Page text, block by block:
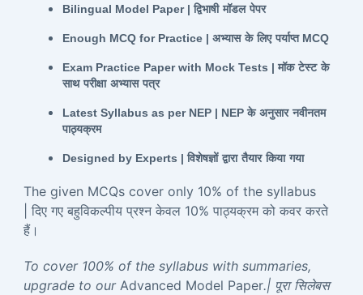
Bilingual Model Paper | द्विभाषी मॉडल पेपर
Enough MCQ for Practice | अभ्यास के लिए पर्याप्तMCQ
Exam Practice Paper with Mock Tests | मॉक टेस्ट के
साथ परीक्षा अभ्यास पत्र
Latest Syllabus as per NEP | NEP के अनुसार नवीनतम
पाठ्यक्रम
Designed by Experts | विशेषज्ञों द्वारा तैयार किया गया
The given MCQs cover only 10% of the syllabus
| दिए गए बहुविकल्पीय प्रश्न केवल 10% पाठ्यक्रम को कवर करते
हैं।
To cover 100% of the syllabus with summaries,
upgrade to our Advanced Model Paper.| पूरा सिलेबस